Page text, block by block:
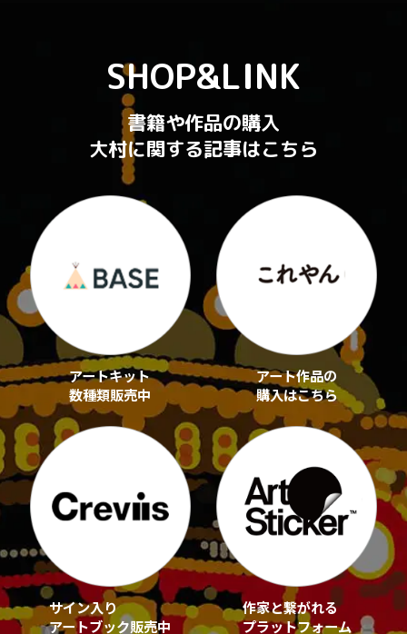
SHOP&LINK
書籍や作品の購入
大村に関する記事はこちら
アートキット
数種類販売中
アート作品の
購入はこちら
サイン入り
アートブック販売中
作家と繋がれる
プラットフォーム